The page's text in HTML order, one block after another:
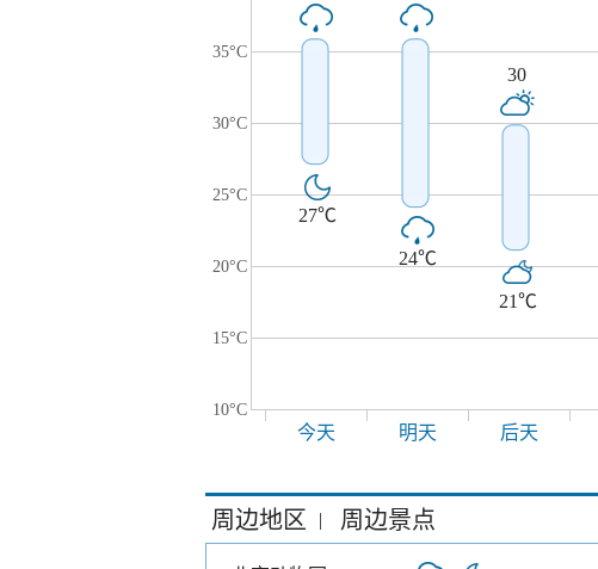
35°C
30°C
25°C
20°C
15°C
10°C
27℃
24℃
30
21℃
今天 明天 后天
周边地区 | 周边景点